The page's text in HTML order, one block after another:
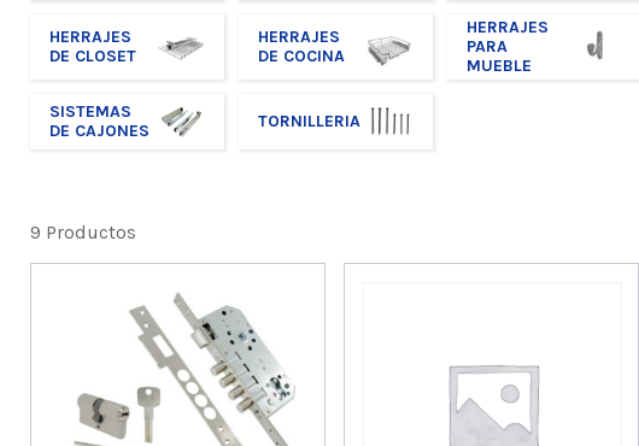
HERRAJES
DE CLOSET
HERRAJES
DE COCINA
HERRAJES
PARA
MUEBLE
SISTEMAS
DE CAJONES
TORNILLERIA
9 Productos